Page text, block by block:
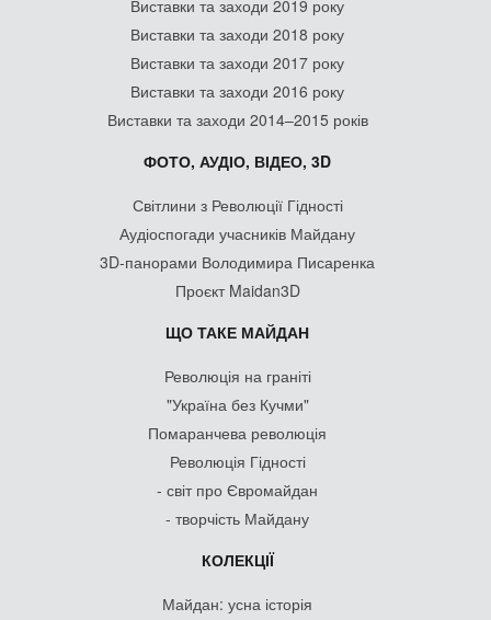
Виставки та заходи 2019 року
Виставки та заходи 2018 року
Виставки та заходи 2017 року
Виставки та заходи 2016 року
Виставки та заходи 2014–2015 років
ФОТО, АУДІО, ВІДЕО, 3D
Світлини з Революції Гідності
Аудіоспогади учасників Майдану
3D-панорами Володимира Писаренка
Проєкт Maidan3D
ЩО ТАКЕ МАЙДАН
Революція на граніті
"Україна без Кучми"
Помаранчева революція
Революція Гідності
- світ про Євромайдан
- творчість Майдану
КОЛЕКЦІЇ
Майдан: усна історія